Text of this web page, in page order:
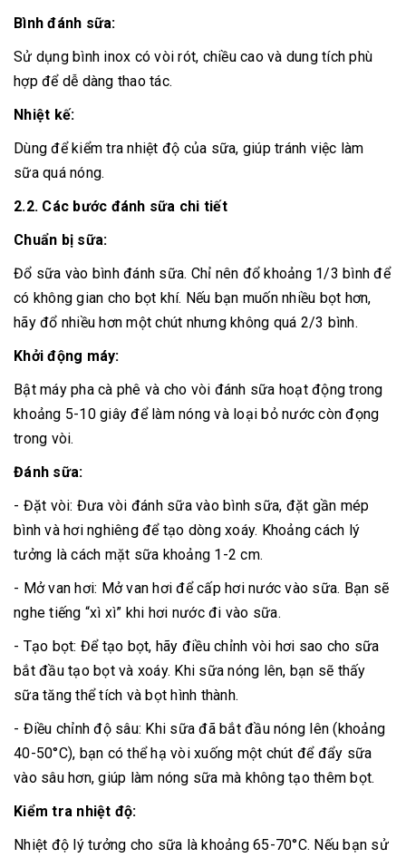
Bình đánh sữa:
Sử dụng bình inox có vòi rót, chiều cao và dung tích phù
hợp để dễ dàng thao tác.
Nhiệt kế:
Dùng để kiểm tra nhiệt độ của sữa, giúp tránh việc làm
sữa quá nóng.
2.2. Các bước đánh sữa chi tiết
Chuẩn bị sữa:
Đổ sữa vào bình đánh sữa. Chỉ nên đổ khoảng 1/3 bình để
có không gian cho bọt khí. Nếu bạn muốn nhiều bọt hơn,
hãy đổ nhiều hơn một chút nhưng không quá 2/3 bình.
Khởi động máy:
Bật máy pha cà phê và cho vòi đánh sữa hoạt động trong
khoảng 5-10 giây để làm nóng và loại bỏ nước còn đọng
trong vòi.
Đánh sữa:
- Đặt vòi: Đưa vòi đánh sữa vào bình sữa, đặt gần mép
bình và hơi nghiêng để tạo dòng xoáy. Khoảng cách lý
tưởng là cách mặt sữa khoảng 1-2 cm.
- Mở van hơi: Mở van hơi để cấp hơi nước vào sữa. Bạn sẽ
nghe tiếng “xì xì” khi hơi nước đi vào sữa.
- Tạo bọt: Để tạo bọt, hãy điều chỉnh vòi hơi sao cho sữa
bắt đầu tạo bọt và xoáy. Khi sữa nóng lên, bạn sẽ thấy
sữa tăng thể tích và bọt hình thành.
- Điều chỉnh độ sâu: Khi sữa đã bắt đầu nóng lên (khoảng
40-50°C), bạn có thể hạ vòi xuống một chút để đẩy sữa
vào sâu hơn, giúp làm nóng sữa mà không tạo thêm bọt.
Kiểm tra nhiệt độ:
Nhiệt độ lý tưởng cho sữa là khoảng 65-70°C. Nếu bạn sử